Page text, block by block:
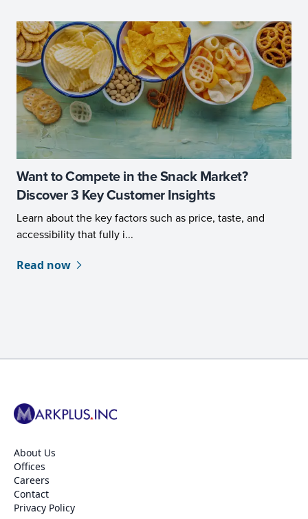
Want to Compete in the Snack Market?
Discover 3 Key Customer Insights
Learn about the key factors such as price, taste, and
accessibility that fully i...
Read now
About Us
Offices
Careers
Contact
Privacy Policy